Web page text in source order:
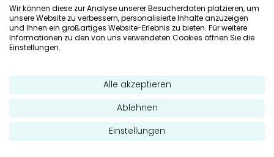
Wir können diese zur Analyse unserer Besucherdaten platzieren, um
unsere Website zu verbessern, personalisierte Inhalte anzuzeigen
und Ihnen ein großartiges Website-Erlebnis zu bieten. Für weitere
Informationen zu den von uns verwendeten Cookies öffnen Sie die
Einstellungen.
Alle akzeptieren
Ablehnen
Einstellungen